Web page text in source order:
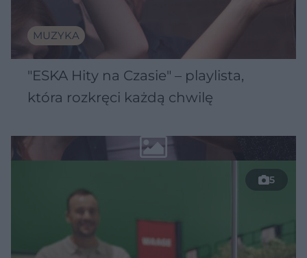
MUZYKA
"ESKA Hity na Czasie" – playlista,
która rozkręci każdą chwilę
5